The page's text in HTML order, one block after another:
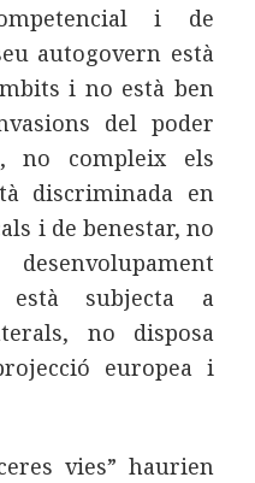
i de
autogovern està
i no està ben
del poder
no compleix els
discriminada en
i de benestar, no
subjecta a
no disposa
europea i
vies” haurien